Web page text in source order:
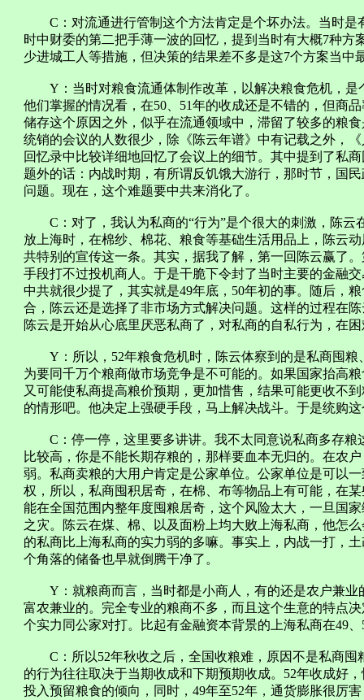
C：对流通进行管制这个方法肯定是个坏办法。当时是
时中财委的第二把手薄一波的回忆，提到当时有大概7种
少进城工人等措施，但决策的结果差不多是这7个方案当中
Y：当时对粮食流通体制作改革，以解决粮食危机，是
他们掌握的情况看，在50、51年的收成还是不错的，但商
储存这个原因之外，似乎在流通领域中，滞留了较多的粮
统销的会议的人数很少，除《陈云年谱》中有记载之外，
回忆录中比较详细地回忆了会议上的细节。其中提到了私
题外的话：内战时期，有所谓反饥饿大游行，那时节，国
问题。现在，这个难题要中共来消化了。
C：对了，我认为私商的“行为”是个很大的刺激，陈云
放上海时，在棉纱、棉花、粮食等基础生活用品上，陈云
共特别的宣传这一条。其实，据我了解，第一回陈云赢了
手段打不过投机商人。于是干脆下令封了当时主要的金融
中共就很少提了，其实就是49年底，50年初的事。随后，
合，陈云还是选择了非市场方式解决问题。这样的过程在
陈云是开始从心底里厌恶私商了，对私商的自私行为，在
Y：所以，52年粮食危机时，陈云体察到的是私商囤粮
为要同千万个粮商做市场竞争是不可能的。如果国家抬高
又可能使私商提高粮价预期，更加惜售，结果可能更收不
的情形吧。他决定上强硬手段，马上解决战斗。于是统购
C：停一停，这里要多讲讲。我不太同意说私商多存粮
比较高，你是不能长期存粮的，那样要血本无归的。在农
弱。私商卖粮的大用户肯定是公家单位。公家单位是可以
权，所以，私商囤积居奇，在棉、布等物品上有可能，在
能在全国范围内整年度囤粮居奇，这个风险太大，一旦国
之灾。陈云在煤、棉、以及面粉上均大败上海私商，他怎
的私商比上海私商的实力弱的多嘛。事实上，内战一打，
个角落的储备也早就倒腾干净了。
Y：就粮商而言，当时都是小商人，有的还是农户兼业
富农兼业的。完全专业的粮商不多，而且这个生意的特点
个实力同公家对打。比起有金融资本背景的上海私商在49
C：所以52年秋收之后，全国收粮难，原因不是私商囤
的行为往往取决于当期收成和下期预期收成。52年收成好
投入预留粮食的倾向，同时，49年至52年，通货膨胀很厉